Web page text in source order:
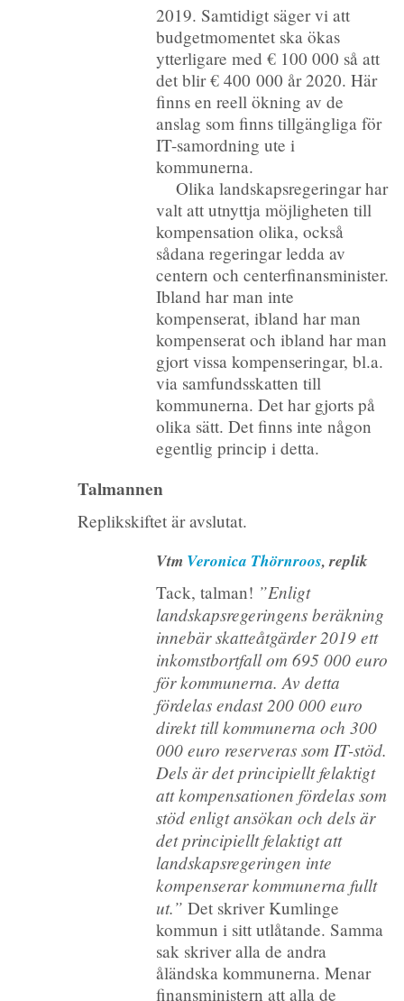
2019. Samtidigt säger vi att
budgetmomentet ska ökas
ytterligare med € 100 000 så att
det blir € 400 000 år 2020. Här
finns en reell ökning av de
anslag som finns tillgängliga för
IT-samordning ute i
kommunerna.
Olika landskapsregeringar har
valt att utnyttja möjligheten till
kompensation olika, också
sådana regeringar ledda av
centern och centerfinansminister.
Ibland har man inte
kompenserat, ibland har man
kompenserat och ibland har man
gjort vissa kompenseringar, bl.a.
via samfundsskatten till
kommunerna. Det har gjorts på
olika sätt. Det finns inte någon
egentlig princip i detta.
Talmannen
Replikskiftet är avslutat.
Vtm Veronica Thörnroos, replik
Tack, talman! ”Enligt
landskapsregeringens beräkning
innebär skatteåtgärder 2019 ett
inkomstbortfall om 695 000 euro
för kommunerna. Av detta
fördelas endast 200 000 euro
direkt till kommunerna och 300
000 euro reserveras som IT-stöd.
Dels är det principiellt felaktigt
att kompensationen fördelas som
stöd enligt ansökan och dels är
det principiellt felaktigt att
landskapsregeringen inte
kompenserar kommunerna fullt
ut.” Det skriver Kumlinge
kommun i sitt utlåtande. Samma
sak skriver alla de andra
åländska kommunerna. Menar
finansministern att alla de